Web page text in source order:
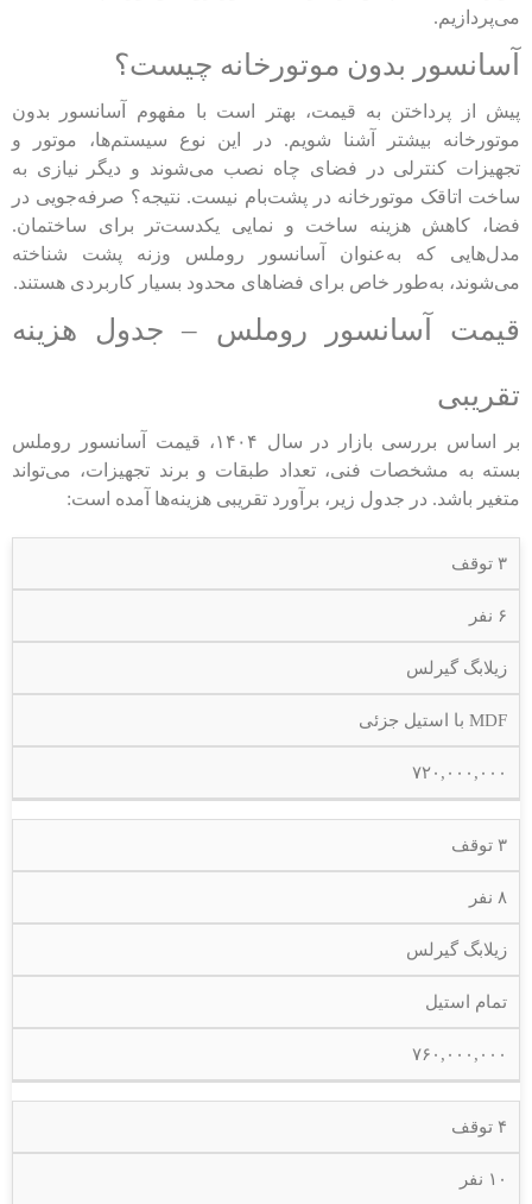
می‌پردازیم.
آسانسور بدون موتورخانه چیست؟
پیش از پرداختن به قیمت، بهتر است با مفهوم آسانسور بدون
موتورخانه بیشتر آشنا شویم. در این نوع سیستم‌ها، موتور و
تجهیزات کنترلی در فضای چاه نصب می‌شوند و دیگر نیازی به
ساخت اتاقک موتورخانه در پشت‌بام نیست. نتیجه؟ صرفه‌جویی در
فضا، کاهش هزینه ساخت و نمایی یکدست‌تر برای ساختمان.
مدل‌هایی که به‌عنوان آسانسور روملس وزنه پشت شناخته
می‌شوند، به‌طور خاص برای فضاهای محدود بسیار کاربردی هستند.
قیمت آسانسور روملس – جدول هزینه
تقریبی
بر اساس بررسی بازار در سال ۱۴۰۴، قیمت آسانسور روملس
بسته به مشخصات فنی، تعداد طبقات و برند تجهیزات، می‌تواند
متغیر باشد. در جدول زیر، برآورد تقریبی هزینه‌ها آمده است:
۳ توقف
۶ نفر
زیلابگ گیرلس
MDF با استیل جزئی
۷۲۰,۰۰۰,۰۰۰
۳ توقف
۸ نفر
زیلابگ گیرلس
تمام استیل
۷۶۰,۰۰۰,۰۰۰
۴ توقف
۱۰ نفر